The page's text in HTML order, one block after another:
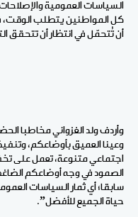
السياسات العمومية
كل المواطنين يتطلب الوقت،
أن تُتحمّل في انتظار أن تتحقق
وأردف ولد الغزواني مخاطبا
وعينا العميق بأوضاعكم،
اجتماعي متنوعة، تعمل على
الصمود في وجه أوضاعكم
سابقا؛ أي ثمار السياسات
حياة الجميع للأفضل”.